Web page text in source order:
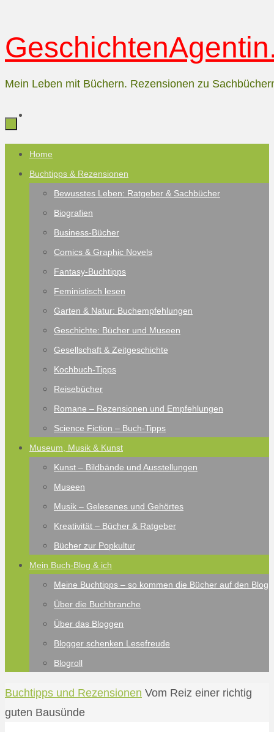
Inhalt
Mein Leben mit Büchern. Rezensionen zu
Zum
Inhalt
springen
Home
Buchtipps & Rezensionen
Bewusstes Leben: Ratgeber & Sachbücher
Biografien
Business-Bücher
Comics & Graphic Novels
Fantasy-Buchtipps
Feministisch lesen
Garten & Natur: Buchempfehlungen
Geschichte: Bücher und Museen
Gesellschaft & Zeitgeschichte
Kochbuch-Tipps
Reisebücher
Romane – Rezensionen und Empfehlungen
Science Fiction – Buch-Tipps
Museum, Musik & Kunst
Kunst – Bildbände und Ausstellungen
Museen
Musik – Gelesenes und Gehörtes
Kreativität – Bücher & Ratgeber
Bücher zur Popkultur
Mein Buch-Blog & ich
Meine Buchtipps – so kommen die Bücher auf den Blog
Über die Buchbranche
Über das Bloggen
Blogger schenken Lesefreude
Blogroll
Start
Buchtipps und Rezensionen Vom Reiz einer richtig
guten Bausünde